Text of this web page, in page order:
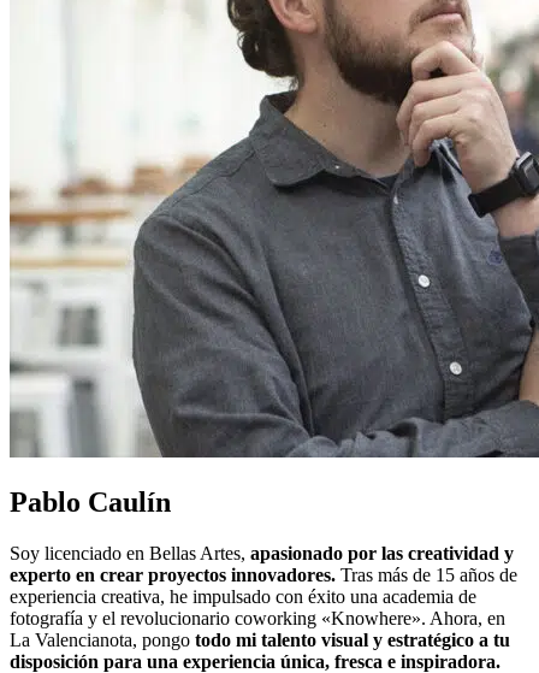
Pablo Caulín
Soy licenciado en Bellas Artes, apasionado por las creatividad y
experto en crear proyectos innovadores. Tras más de 15 años de
experiencia creativa, he impulsado con éxito una academia de
fotografía y el revolucionario coworking «Knowhere». Ahora, en
La Valencianota, pongo todo mi talento visual y estratégico a tu
disposición para una experiencia única, fresca e inspiradora.